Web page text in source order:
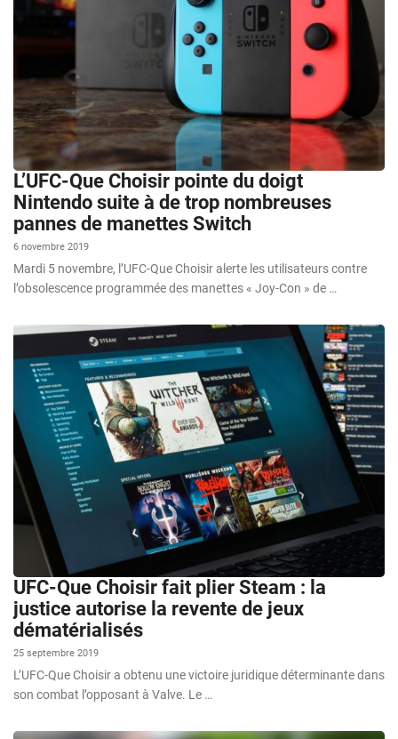
L’UFC-Que Choisir pointe du doigt
Nintendo suite à de trop nombreuses
pannes de manettes Switch
6 novembre 2019
Mardi 5 novembre, l’UFC-Que Choisir alerte les utilisateurs contre
l’obsolescence programmée des manettes « Joy-Con » de …
UFC-Que Choisir fait plier Steam : la
justice autorise la revente de jeux
dématérialisés
25 septembre 2019
L’UFC-Que Choisir a obtenu une victoire juridique déterminante dans
son combat l’opposant à Valve. Le …